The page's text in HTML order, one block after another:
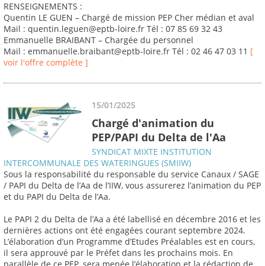
RENSEIGNEMENTS :
Quentin LE GUEN – Chargé de mission PEP Cher médian et aval
Mail : quentin.leguen@eptb-loire.fr Tél : 07 85 69 32 43
Emmanuelle BRAIBANT – Chargée du personnel
Mail : emmanuelle.braibant@eptb-loire.fr Tél : 02 46 47 03 11 [
voir l'offre complète ]
15/01/2025
Chargé d'animation du
PEP/PAPI du Delta de l'Aa
SYNDICAT MIXTE INSTITUTION
INTERCOMMUNALE DES WATERINGUES (SMIIW)
Sous la responsabilité du responsable du service Canaux / SAGE
/ PAPI du Delta de l’Aa de l’IIW, vous assurerez l’animation du PEP
et du PAPI du Delta de l’Aa.
Le PAPI 2 du Delta de l’Aa a été labellisé en décembre 2016 et les
dernières actions ont été engagées courant septembre 2024.
L’élaboration d’un Programme d’Etudes Préalables est en cours,
il sera approuvé par le Préfet dans les prochains mois. En